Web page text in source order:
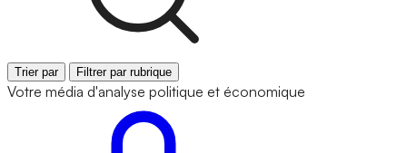
Trier par Filtrer par rubrique
Votre média d'analyse politique et économique